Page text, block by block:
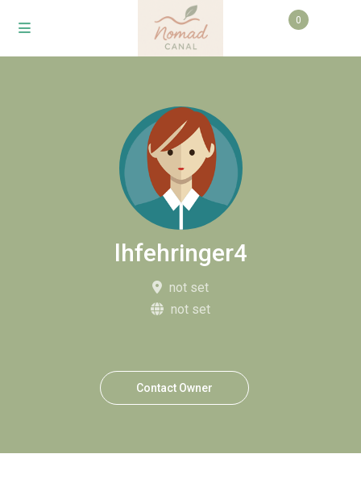
0
lhfehringer4
not set
not set
Contact Owner